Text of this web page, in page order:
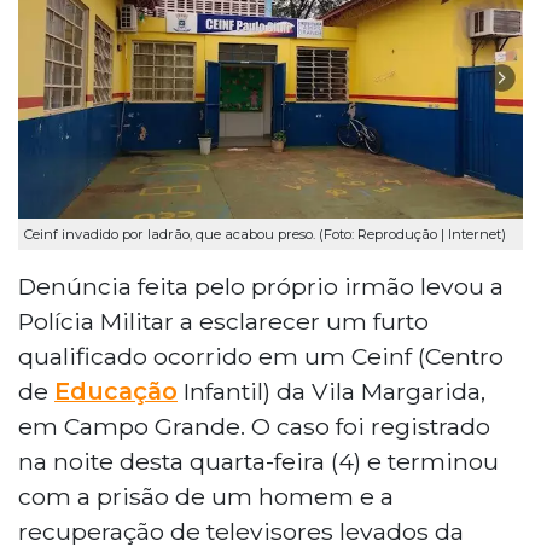
Ceinf invadido por ladrão, que acabou preso. (Foto: Reprodução | Internet)
Denúncia feita pelo próprio irmão levou a
Polícia Militar a esclarecer um furto
qualificado ocorrido em um Ceinf (Centro
de Educação Infantil) da Vila Margarida,
em Campo Grande. O caso foi registrado
na noite desta quarta-feira (4) e terminou
com a prisão de um homem e a
recuperação de televisores levados da